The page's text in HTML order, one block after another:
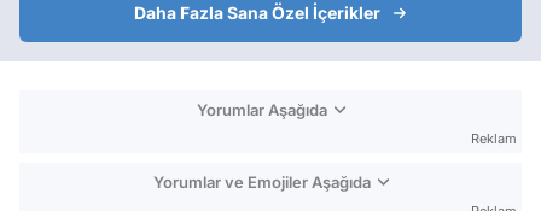
Daha Fazla Sana Özel İçerikler
Yorumlar Aşağıda
Reklam
Yorumlar ve Emojiler Aşağıda